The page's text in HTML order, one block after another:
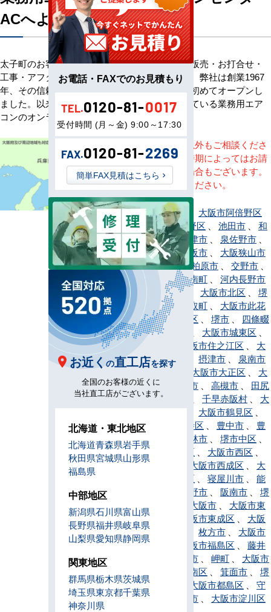
ACへようこそ
太子町のお客様へ業務用エアコン・空調機器の販売・お打合せ・
工事・アフターサービスまで一貫して承ります。弊社は創業1967
年、その信頼を基に空調のネット販売を日本で初めてオープンし
ました。以来、皆様にご信頼・ご愛顧いただいている業務用エア
コンのオンラインショップです。
※記載地域以外もご相談くださ
い。地域・時期によってはお請
けできない場合もございます。
直接ご相談ください。
大阪市旭区
大阪市阿倍野区
、大阪市生野区 池田市
和
泉市、泉大津市 泉佐野市
茨木市、大阪市
大阪狭山市
、貝塚市、 柏原市 交野市
門真市 、河南町
河内長野市
岸和田市 大阪市北区
堺
市北区、 熊取町
大阪市此花
区、堺市堺区 堺市
四條畷
市、島本町 大阪市城東区
吹田市
大阪市住之江区
大
阪市住吉区
摂津市
泉南市
、 太子町 大阪市大正区
大
東市、 高石市 高槻市
田尻
町、忠岡町 千早赤阪村
大
阪市中央区、 大阪市鶴見区
大阪市天王寺区
豊中市
豊
能町
富田林市 堺市中区
大阪市浪速区
大阪市西区
堺市西区
大阪市西成区
大
阪市西淀川区
寝屋川市
能
羽曳野市 阪南市
堺
東大阪市
大阪市東
住吉区
大阪市東成区
大阪
市東淀川区
枚方市
大阪市
平野区
大阪市福島区
藤井
松原市 岬町
大阪市
堺市南区 箕面市
堺
市美原区
大阪市都島区
守
口市
八尾市 大阪市淀川区
お電話・FAXでのお見積もり
TEL.0120-81-0017
受付時間 (月～金) 9:00～17:30
FAX.0120-81-2269
簡単FAX見積はこちら
お近く の直工店を探す
全国のお客様の近くに
当社直工店がございます。
北海道・東北地区
北海道青森県岩手県
秋田県宮城県山形県
福島県
中部地区
新潟県石川県富山県
長野県福井県岐阜県
山梨県愛知県静岡県
関東地区
群馬県栃木県茨城県
埼玉県東京都千葉県
神奈川県